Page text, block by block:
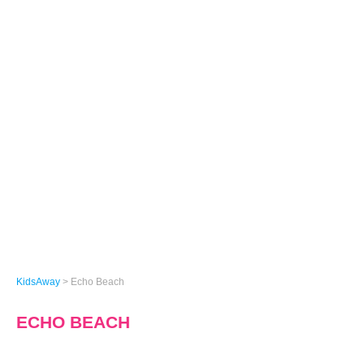
KidsAway > Echo Beach
ECHO BEACH